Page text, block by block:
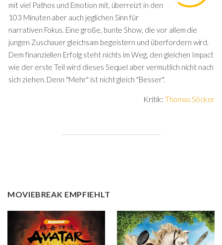
mit viel Pathos und Emotion mit, überreizt in den
103 Minuten aber auch jeglichen Sinn für
narrativen Fokus. Eine große, bunte Show, die vor allem die
jungen Zuschauer gleichsam begeistern und überfordern wird.
Dem finanziellen Erfolg steht nichts im Weg, den gleichen Impact
wie der erste Teil wird dieses Sequel aber vermutlich nicht nach
sich ziehen. Denn "Mehr" ist nicht gleich "Besser".
Kritik:Thomas Söcker
MOVIEBREAK EMPFIEHLT